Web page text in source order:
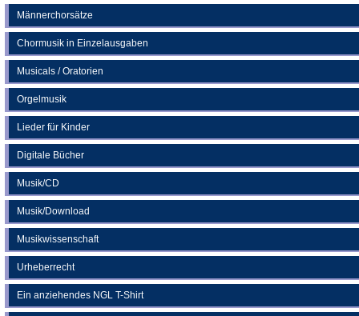
Männerchorsätze
Chormusik in Einzelausgaben
Musicals / Oratorien
Orgelmusik
Lieder für Kinder
Digitale Bücher
Musik/CD
Musik/Download
Musikwissenschaft
Urheberrecht
Ein anziehendes NGL T-Shirt